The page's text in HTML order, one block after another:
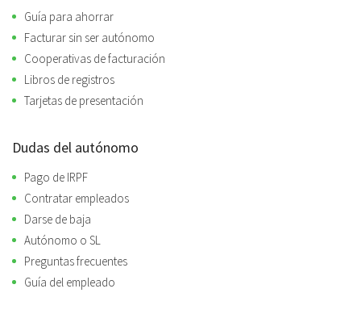
Guía para ahorrar
Facturar sin ser autónomo
Cooperativas de facturación
Libros de registros
Tarjetas de presentación
Dudas del autónomo
Pago de IRPF
Contratar empleados
Darse de baja
Autónomo o SL
Preguntas frecuentes
Guía del empleado